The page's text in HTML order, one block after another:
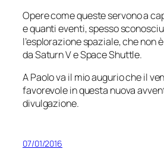
Opere come queste servono a
e quanti eventi, spesso
l’esplorazione spaziale, che non
da Saturn V e Space Shuttle.
A Paolo va il mio augurio che il
favorevole in questa nuova
divulgazione.
07/01/2016